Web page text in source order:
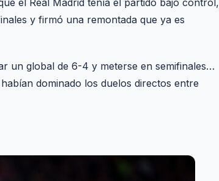
el Real Madrid tenía el partido bajo control,
y firmó una remontada que ya es
un global de 6-4 y meterse en semifinales…
dominado los duelos directos entre